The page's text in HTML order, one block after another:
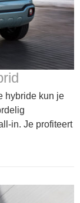
hybride kun je
in. Je profiteert